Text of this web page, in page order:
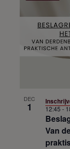
DEC
1
Van
12:45-